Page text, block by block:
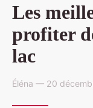
Les
profiter
lac
Éléna — 20